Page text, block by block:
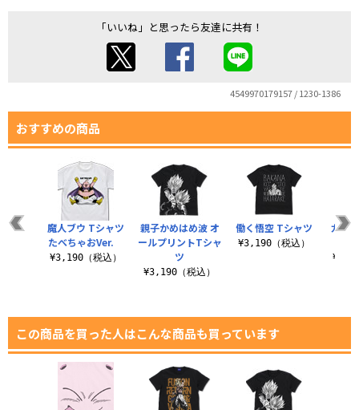
「いいね」と思ったら友達に共有！
4549970179157 / 1230-1386
おすすめの商品
親子かめはめ波 オ
ールプリントTシャ
ツ
¥3,190（税込）
働く悟空 Tシャツ
¥3,190（税込）
カメ
魔人ブウ Tシャツ
たべちゃおVer.
¥3,190（税込）
この商品を買った人はこんな商品も買っています